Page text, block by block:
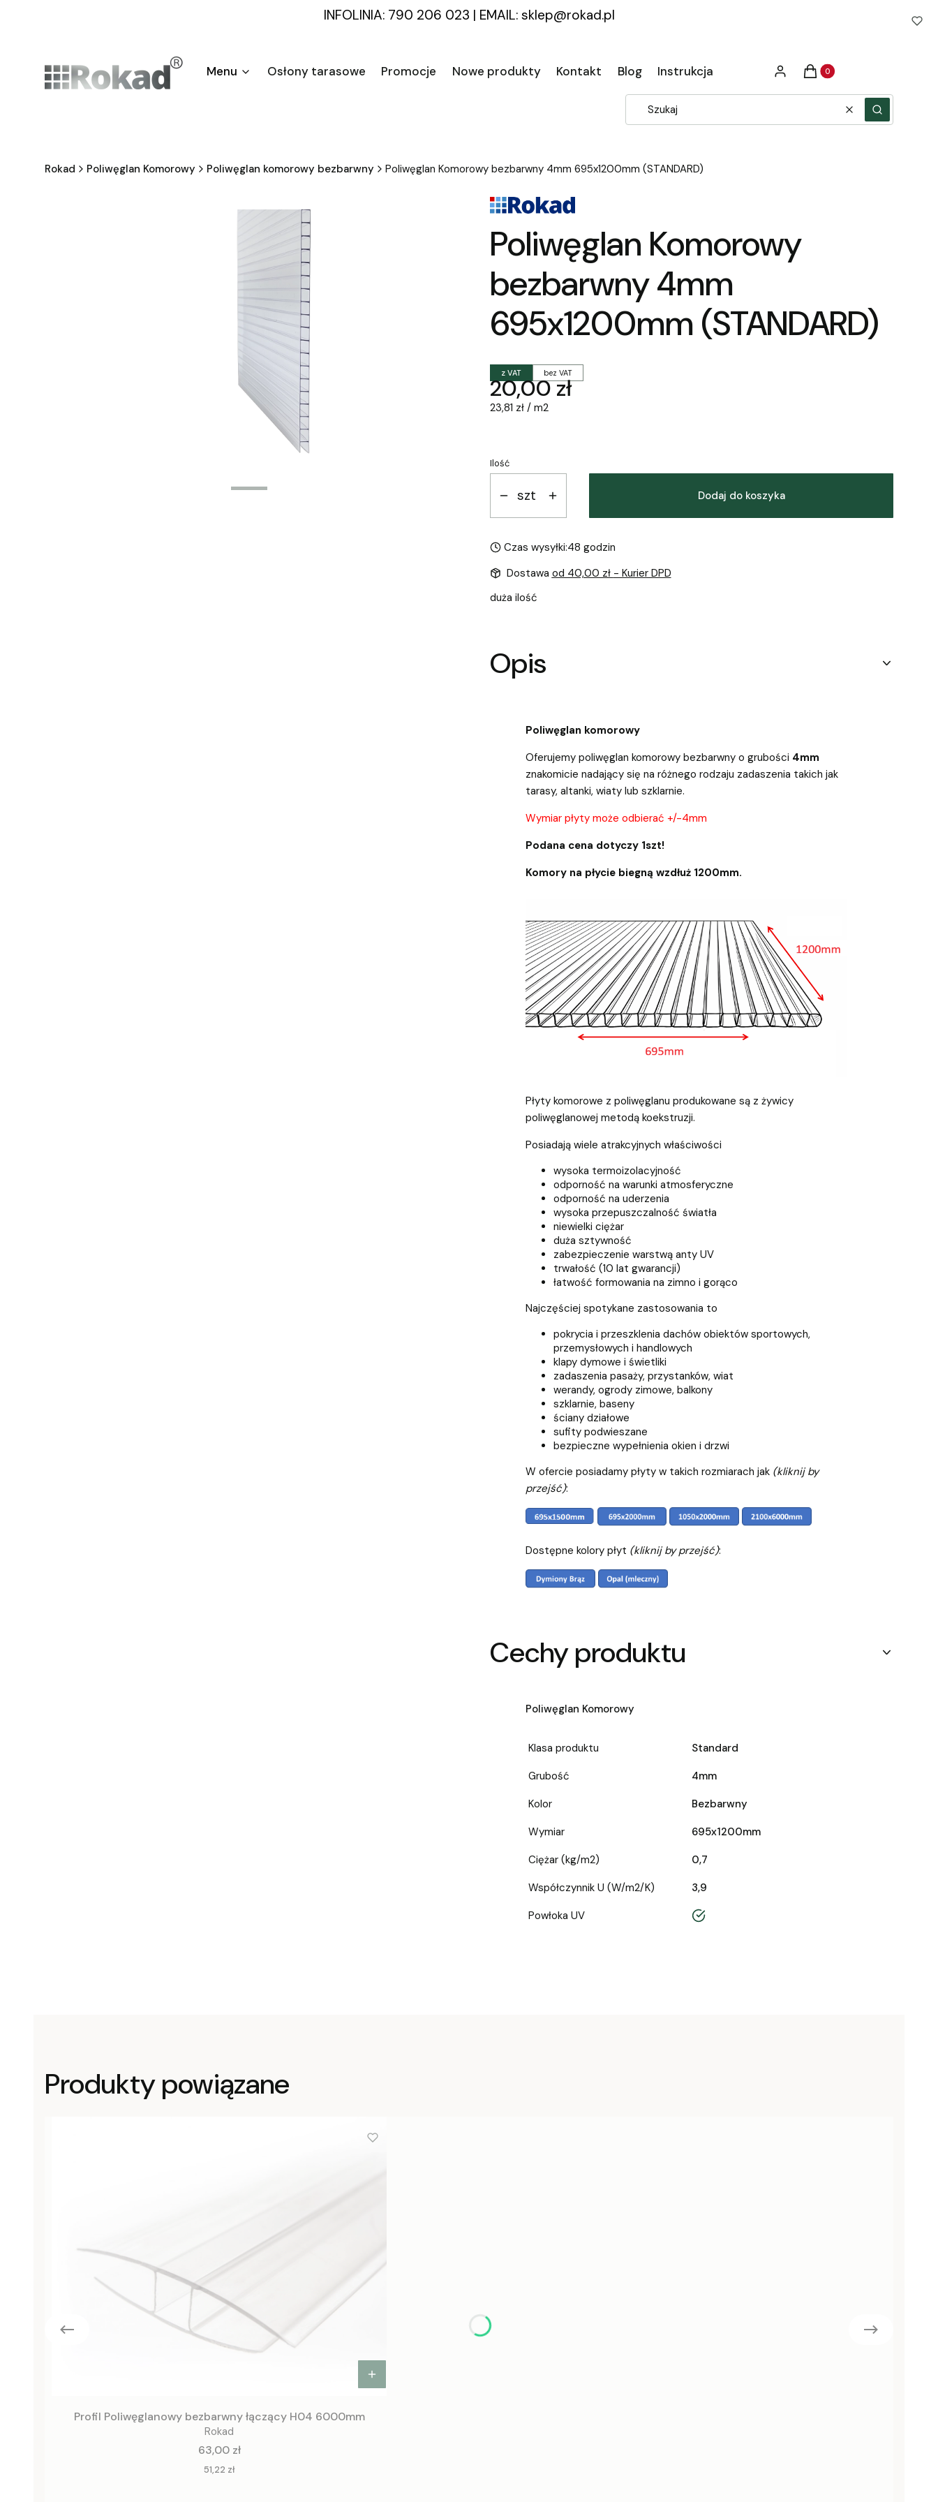
INFOLINIA: 790 206 023 | EMAIL: sklep@rokad.pl
Menu Osłony tarasowe Promocje Nowe produkty Kontakt Blog Instrukcja Zaloguj sięProdukty w koszyku: 0.
Koszyk
WyczyśćSzukaj
Rokad Poliwęglan Komorowy Poliwęglan komorowy bezbarwny Poliwęglan Komorowy bezbarwny 4mm 695x1200mm (STANDARD)
Poliwęglan Komorowy
bezbarwny 4mm
695x1200mm (STANDARD)
z VAT bez VAT
Cena
20,00 zł
23,81 zł / m2
Ilość
szt Dodaj do koszyka
Czas wysyłki:48 godzin
Dostawa od 40,00 zł - Kurier DPD
duża ilość
Opis
Poliwęglan komorowy
Oferujemy poliwęglan komorowy bezbarwny o grubości 4mm
znakomicie nadający się na różnego rodzaju zadaszenia takich jak
tarasy, altanki, wiaty lub szklarnie.
Wymiar płyty może odbierać +/-4mm
Podana cena dotyczy 1szt!
Komory na płycie biegną wzdłuż 1200mm.
Płyty komorowe z poliwęglanu produkowane są z żywicy
poliwęglanowej metodą koekstruzji.
Posiadają wiele atrakcyjnych właściwości
wysoka termoizolacyjność
odporność na warunki atmosferyczne
odporność na uderzenia
wysoka przepuszczalność światła
niewielki ciężar
duża sztywność
zabezpieczenie warstwą anty UV
trwałość (10 lat gwarancji)
łatwość formowania na zimno i gorąco
Najczęściej spotykane zastosowania to
pokrycia i przeszklenia dachów obiektów sportowych,
przemysłowych i handlowych
klapy dymowe i świetliki
zadaszenia pasaży, przystanków, wiat
werandy, ogrody zimowe, balkony
szklarnie, baseny
ściany działowe
sufity podwieszane
bezpieczne wypełnienia okien i drzwi
W ofercie posiadamy płyty w takich rozmiarach jak (kliknij by
przejść):
Dostępne kolory płyt (kliknij by przejść):
Cechy produktu
Poliwęglan Komorowy
Klasa produktu
Standard
Grubość
4mm
Kolor
Bezbarwny
Wymiar
695x1200mm
Ciężar (kg/m2)
0,7
Współczynnik U (W/m2/K)
3,9
Powłoka UV
tak
Produkty powiązane
Profil Poliwęglanowy bezbarwny łączący H04 6000mm
Rokad
Cena
63,00 zł
Cena
51,22 zł